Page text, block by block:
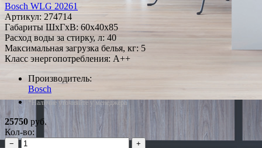
Bosch WLG 20261
Артикул: 274714
Габариты ШxГxВ: 60x40x85
Расход воды за стирку, л: 40
Максимальная загрузка белья, кг: 5
Класс энергопотребления: A++
Производитель:
Bosch
*Наличие уточняйте у менеджера
25750 руб.
Кол-во:
−
+